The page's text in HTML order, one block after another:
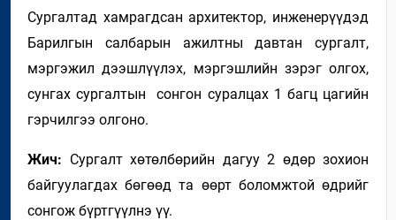
Сургалтад хамрагдсан архитектор, инженерүүдэд
Барилгын салбарын ажилтны давтан сургалт,
мэргэжил дээшлүүлэх, мэргэшлийн зэрэг олгох,
сунгах сургалтын сонгон суралцах 1 багц цагийн
гэрчилгээ олгоно.
Жич: Сургалт хөтөлбөрийн дагуу 2 өдөр зохион
байгуулагдах бөгөөд та өөрт боломжтой өдрийг
сонгож бүртгүүлнэ үү.